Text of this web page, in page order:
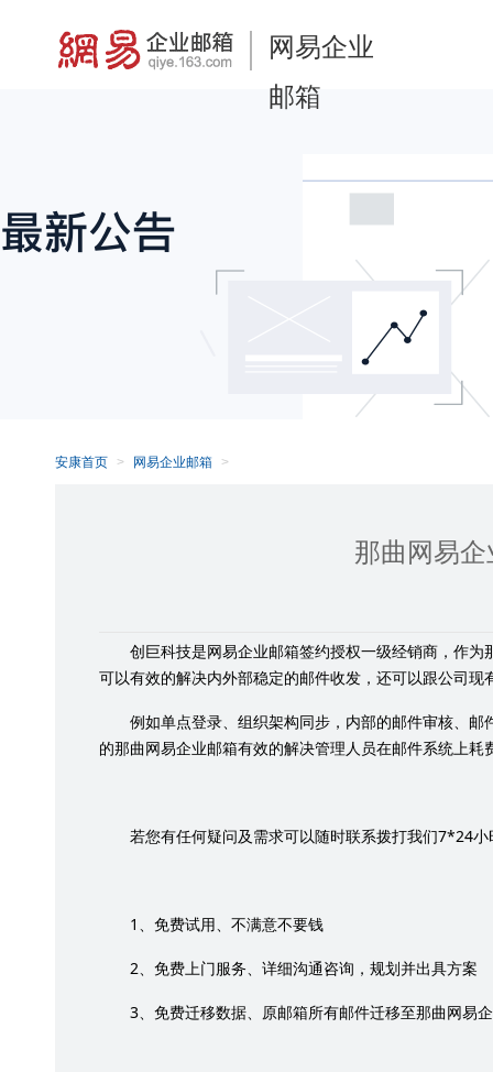
网易企业
邮箱
安康首页 网易企业邮箱
那曲网易
创巨科技是网易企业邮箱签约授权一级经销商，作
可以有效的解决内外部稳定的邮件收发，还可以跟公司现
例如单点登录、组织架构同步，内部的邮件审核、
的那曲网易企业邮箱有效的解决管理人员在邮件系统上
若您有任何疑问及需求可以随时联系拨打我们7*24小
1 、免费试用、不满意不要钱
2 、免费上门服务、详细沟通咨询，规划并出具方案
3 、免费迁移数据、原邮箱所有邮件迁移至那曲网易